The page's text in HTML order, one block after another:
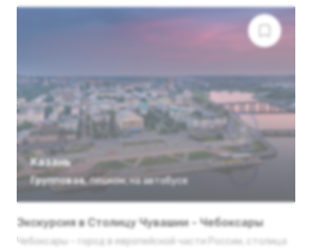
Казань
Групповая, пешком, на автобусе
Экскурсия в Столицу Чувашии - Чебоксары
Чебоксары – город в европейской части России, столица